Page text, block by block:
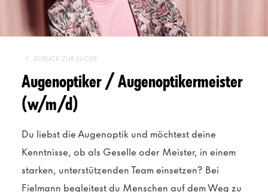
ZURÜCK ZUR SUCHE
Augenoptiker / Augenoptikermeister
(w/m/d)
Du liebst die Augenoptik und möchtest deine
Kenntnisse, ob als Geselle oder Meister, in einem
starken, unterstützenden Team einsetzen? Bei
Fielmann begleitest du Menschen auf dem Weg zu